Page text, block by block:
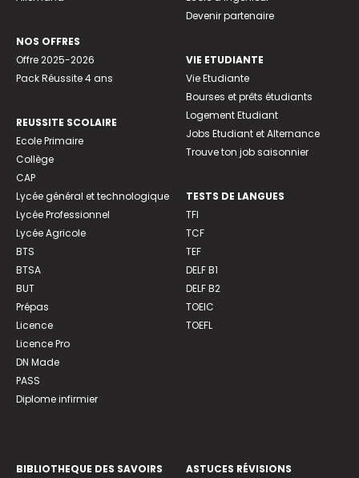
NOS OFFRES
Offre 2025-2026
Pack Réussite 4 ans
REUSSITE SCOLAIRE
Ecole Primaire
Collège
CAP
Lycée général et technologique
Lycée Professionnel
Lycée Agricole
BTS
BTSA
BUT
Prépas
Licence
Licence Pro
DN Made
PASS
Diplome infirmier
Devenir partenaire
VIE ETUDIANTE
Vie Etudiante
Bourses et prêts étudiants
Logement Etudiant
Jobs Etudiant et Alternance
Trouve ton job saisonnier
TESTS DE LANGUES
TFI
TCF
TEF
DELF B1
DELF B2
TOEIC
TOEFL
BIBLIOTHEQUE DES SAVOIRS
ASTUCES RÉVISIONS